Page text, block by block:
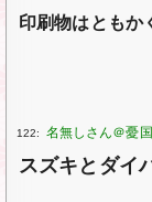
印刷物はともか
122:
スズキとダイ